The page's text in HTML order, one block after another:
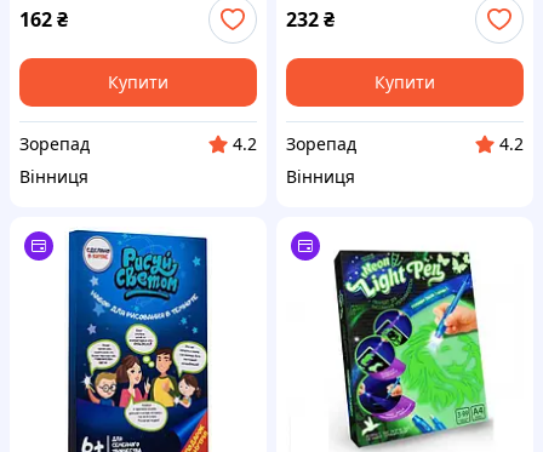
162₴
Купити
Зорепад
4.2
Вінниця
створення малюнків, що
світяться в темряві, 30*21
см
232₴
Купити
Зорепад
4.2
Вінниця